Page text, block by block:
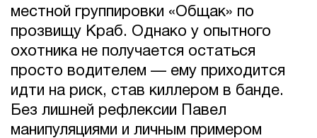
местной группировки «Общак» по
прозвищу Краб. Однако у опытного
охотника не получается остаться
просто водителем — ему приходится
идти на риск, став киллером в банде.
Без лишней рефлексии Павел
манипуляциями и личным примером